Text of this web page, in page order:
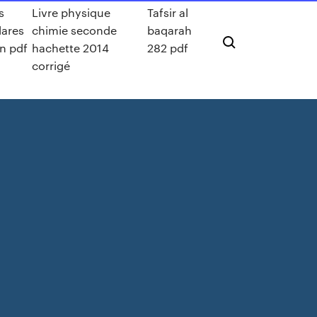
pdf
Livre physique
chimie seconde
hachette 2014
corrigé
Tafsir al
baqarah
282 pdf